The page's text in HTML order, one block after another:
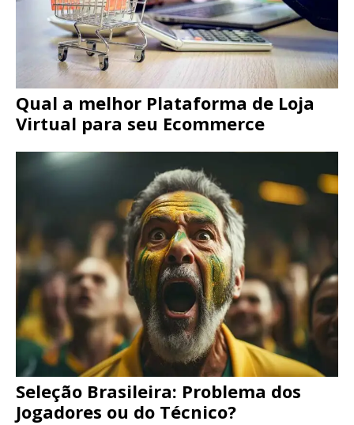
Qual a melhor Plataforma de Loja
Virtual para seu Ecommerce
Seleção Brasileira: Problema dos
Jogadores ou do Técnico?